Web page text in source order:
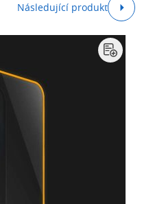
Následující produkt